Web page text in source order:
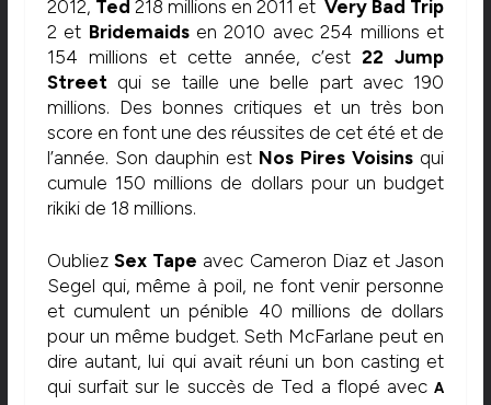
2012, Ted 218 millions en 2011 etVery Bad Trip
2 et Bridemaidsen 2010 avec 254 millions et
154 millions et cette année, c’est22 Jump
Street qui se taille une belle part avec 190
millions. Des bonnes critiques et un très bon
score en font une des réussites de cet été et de
l’année. Son dauphin est Nos Pires Voisins qui
cumule 150 millions de dollars pour un budget
rikiki de 18 millions.
Oubliez Sex Tape avec Cameron Diaz et Jason
Segel qui, même à poil, ne font venir personne
et cumulent un pénible 40 millions de dollars
pour un même budget. Seth McFarlane peut en
dire autant, lui qui avait réuni un bon casting et
qui surfait sur le succès de Ted a flopé avec A